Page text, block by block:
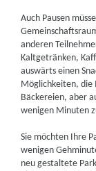
Auch Pausen
anderen
Kaltgetränken,
auswärts einen
Möglichkeiten, die
Bäckereien, aber
wenigen Minuten
Sie möchten Ihre
wenigen
neu gestaltete